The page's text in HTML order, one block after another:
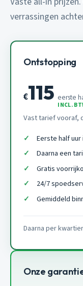
verrassingen
Ontstopping
€115 eerste
INCL.
Vast tarief vooraf,
Eerste half
Daarna een
Gratis
24/7
Gemiddeld
Daarna per kwartier
Onze